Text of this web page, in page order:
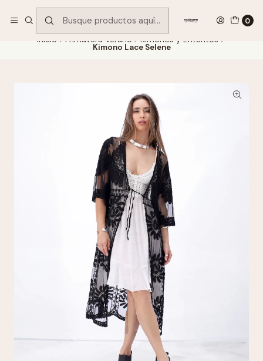
0
Inicio Primavera Verano Kimonos y Enteritos
Kimono Lace Selene